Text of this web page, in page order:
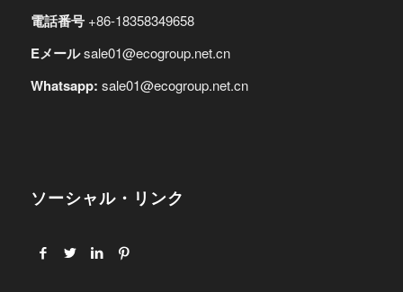
電話番号+86-18358349658
Eメール sale01@ecogroup.net.cn
Whatsapp: sale01@ecogroup.net.cn
ソーシャル・リンク